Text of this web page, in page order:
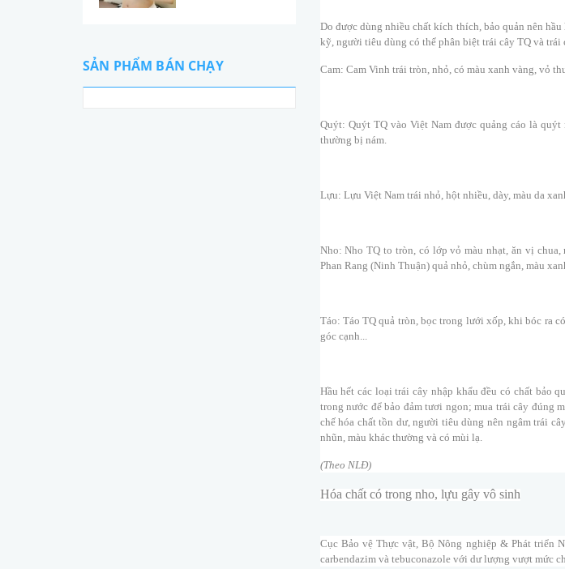
SẢN PHẨM BÁN CHẠY
Do được dùng nhiều chất kích thích, bảo quản nên
kỹ, người tiêu dùng có thể phân biệt trái cây TQ và
Cam: Cam Vinh trái tròn, nhỏ, có màu xanh vàng, vỏ
Quýt: Quýt TQ vào Việt Nam được quảng cáo là
thường bị nám.
Lựu: Lựu Việt Nam trái nhỏ, hột nhiều, dày, màu da
Nho: Nho TQ to tròn, có lớp vỏ màu nhạt, ăn vị
Phan Rang (Ninh Thuận) quả nhỏ, chùm ngắn, màu
Táo: Táo TQ quả tròn, bọc trong lưới xốp, khi bóc ra
góc cạnh...
Hầu hết các loại trái cây nhập khẩu đều có chất bảo
trong nước để bảo đảm tươi ngon; mua trái cây đúng
chế hóa chất tồn dư, người tiêu dùng nên ngâm trái
nhũn, màu khác thường và có mùi lạ.
(Theo NLĐ)
Hóa chất có trong nho, lựu gây vô sinh
Cục Bảo vệ Thực vật, Bộ Nông nghiệp & Phát triển
carbendazim và tebuconazole với dư lượng vượt mức